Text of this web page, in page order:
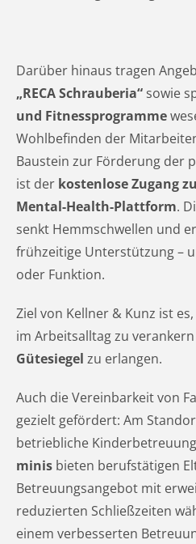
Darüber hinaus tragen
„RECA Schrauberia“ sowie
und Fitnessprogramme
Wohlbefinden der
Baustein zur Förderung der
ist der kostenlose Zugang
Mental-Health-Plattform.
senkt Hemmschwellen und
frühzeitige Unterstützung –
oder Funktion.
Ziel von Kellner & Kunz ist
im Arbeitsalltag zu
Gütesiegel zu erlangen.
Auch die Vereinbarkeit von
gezielt gefördert: Am
betriebliche
minis bieten berufstätigen
Betreuungsangebot mit
reduzierten Schließzeiten
einem verbesserten